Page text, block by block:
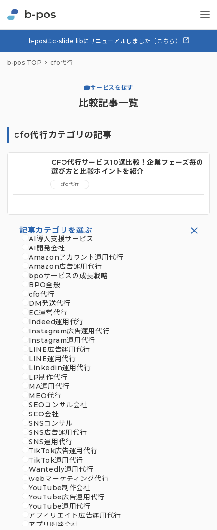
b-posはc-slide libにリニューアルしました（こちら）
b-pos TOP cfo代行
サービスを探す
比較記事一覧
cfo代行カテゴリの記事
CFO代行サービス10選比較！企業フェーズ毎の
選び方と比較ポイントを紹介
cfo代行
記事カテゴリを選ぶ
AI導入支援サービス
AI開発会社
Amazonアカウント運用代行
Amazon広告運用代行
bpoサービスの成長戦略
BPO全般
cfo代行
DM発送代行
EC運営代行
Indeed運用代行
Instagram広告運用代行
Instagram運用代行
LINE広告運用代行
LINE運用代行
Linkedin運用代行
LP制作代行
MA運用代行
MEO代行
SEOコンサル会社
SEO会社
SNSコンサル
SNS広告運用代行
SNS運用代行
TikTok広告運用代行
TikTok運用代行
Wantedly運用代行
webマーケティング代行
YouTube制作会社
YouTube広告運用代行
YouTube運用代行
アフィリエイト広告運用代行
アプリ開発会社